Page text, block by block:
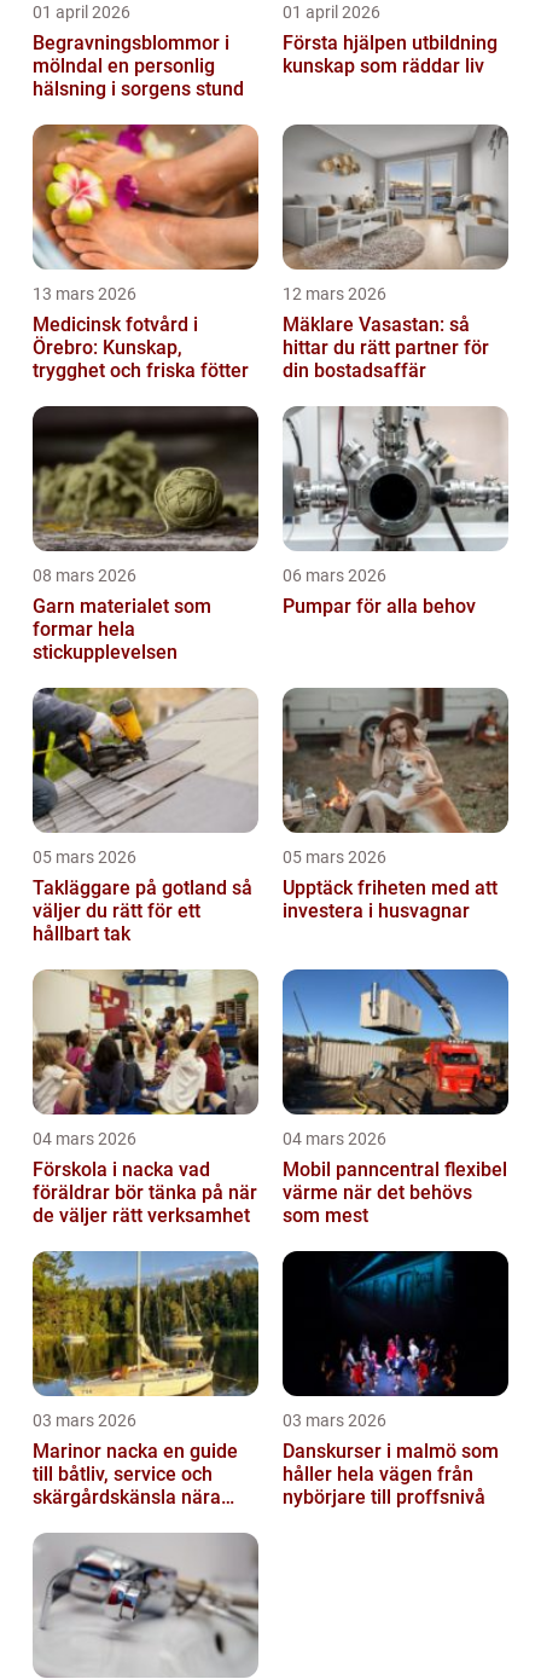
01 april 2026
Begravningsblommor i
mölndal en personlig
hälsning i sorgens stund
01 april 2026
Första hjälpen utbildning
kunskap som räddar liv
13 mars 2026
Medicinsk fotvård i
Örebro: Kunskap,
trygghet och friska fötter
12 mars 2026
Mäklare Vasastan: så
hittar du rätt partner för
din bostadsaffär
08 mars 2026
Garn materialet som
formar hela
stickupplevelsen
06 mars 2026
Pumpar för alla behov
05 mars 2026
Takläggare på gotland så
väljer du rätt för ett
hållbart tak
05 mars 2026
Upptäck friheten med att
investera i husvagnar
04 mars 2026
Förskola i nacka vad
föräldrar bör tänka på när
de väljer rätt verksamhet
04 mars 2026
Mobil panncentral flexibel
värme när det behövs
som mest
03 mars 2026
Marinor nacka en guide
till båtliv, service och
skärgårdskänsla nära
03 mars 2026
Danskurser i malmö som
håller hela vägen från
nybörjare till proffsnivå